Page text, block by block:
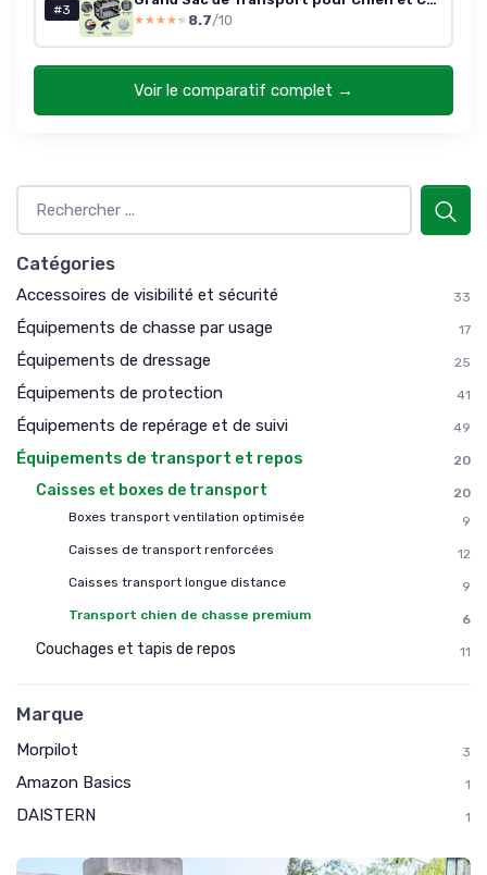
#3
★★★★★
★★★★★ 8.7/10
Voir le comparatif complet →
Catégories
Accessoires de visibilité et sécurité 33
Équipements de chasse par usage 17
Équipements de dressage 25
Équipements de protection 41
Équipements de repérage et de suivi 49
Équipements de transport et repos 20
Caisses et boxes de transport
20
Boxes transport ventilation optimisée
9
Caisses de transport renforcées
12
Caisses transport longue distance
9
Transport chien de chasse premium
6
Couchages et tapis de repos 11
Marque
Morpilot 3
Amazon Basics 1
DAISTERN 1